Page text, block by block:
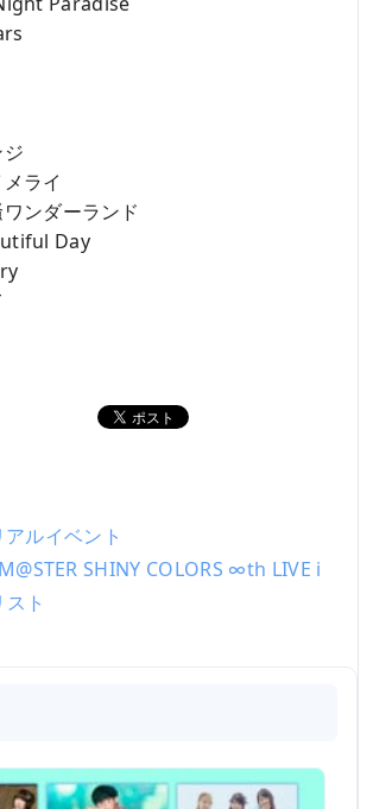
ライ
ンダーランド
Day
ルイベント
SHINY COLORS ∞th LIVE i
ト